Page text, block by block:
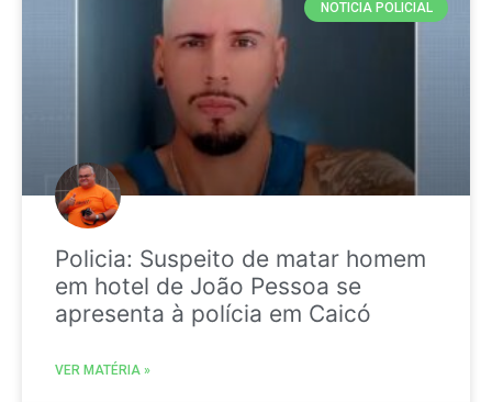
NOTICIA POLICIAL
Policia: Suspeito de matar homem
em hotel de João Pessoa se
apresenta à polícia em Caicó
VER MATÉRIA »